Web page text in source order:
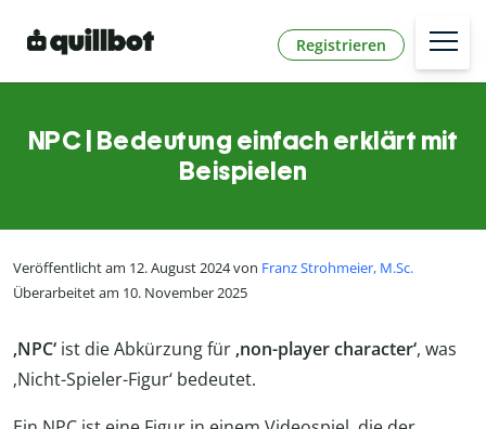
Registrieren
NPC | Bedeutung einfach erklärt mit
Beispielen
Veröffentlicht am 12. August 2024 von Franz Strohmeier, M.Sc.
Überarbeitet am 10. November 2025
‚NPC‘ ist die Abkürzung für ‚non-player character‘, was
‚Nicht-Spieler-Figur‘ bedeutet.